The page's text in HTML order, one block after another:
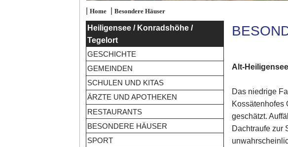
| Home| Besondere Häuser
Heiligensee / Konradshöhe /
Tegelort
GESCHICHTE
GEMEINDEN
SCHULEN UND KITAS
ÄRZTE UND APOTHEKEN
RESTAURANTS
BESONDERE HÄUSER
SPORT
Alt-
Das niedrige
Kossätenhofes
geschätzt.
Dachtraufe zur